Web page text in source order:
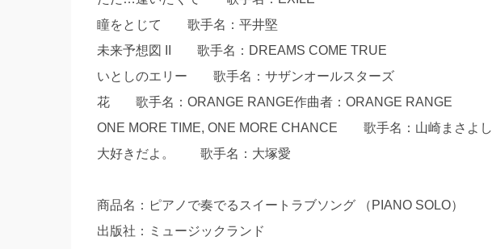
瞳をとじて 歌手名：平井堅
未来予想図 II 歌手名：DREAMS COME TRUE
いとしのエリー 歌手名：サザンオールスターズ
花 歌手名：ORANGE RANGE作曲者：ORANGE RANGE
ONE MORE TIME, ONE MORE CHANCE 歌手名：山崎まさよし
大好きだよ。 歌手名：大塚愛
商品名：ピアノで奏でるスイートラブソング （PIANO SOLO）
出版社：ミュージックランド